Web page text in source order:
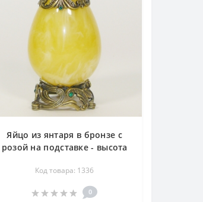
Яйцо из янтаря в бронзе с
розой на подставке - высота
Код товара: 1336
0